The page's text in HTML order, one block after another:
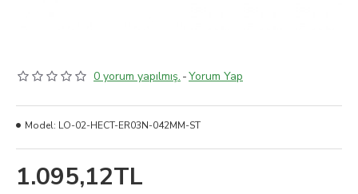
0 yorum yapılmış. -Yorum Yap
1.095,12TL
Model: LO-02-HECT-ER03N-042MM-ST